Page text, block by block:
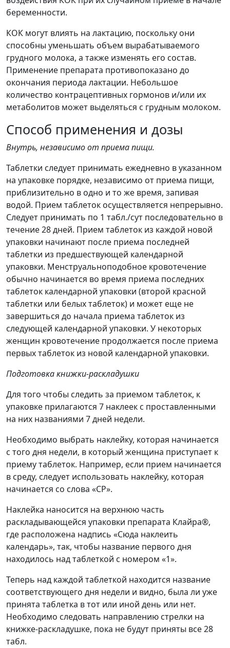
беременности.
КОК могут влиять на лактацию, поскольку они
способны уменьшать объем вырабатываемого
грудного молока, а также изменять его состав.
Применение препарата противопоказано до
окончания периода лактации. Небольшое
количество контрацептивных гормонов и/или их
метаболитов может выделяться с грудным молоком.
Способ применения и дозы
Внутрь, независимо от приема пищи.
Таблетки следует принимать ежедневно в указанном
на упаковке порядке, независимо от приема пищи,
приблизительно в одно и то же время, запивая
водой. Прием таблеток осуществляется непрерывно.
Следует принимать по 1 табл./сут последовательно в
течение 28 дней. Прием таблеток из каждой новой
упаковки начинают после приема последней
таблетки из предшествующей календарной
упаковки. Менструальноподобное кровотечение
обычно начинается во время приема последних
таблеток календарной упаковки (второй красной
таблетки или белых таблеток) и может еще не
завершиться до начала приема таблеток из
следующей календарной упаковки. У некоторых
женщин кровотечение продолжается после приема
первых таблеток из новой календарной упаковки.
Подготовка книжки-раскладушки
Для того чтобы следить за приемом таблеток, к
упаковке прилагаются 7 наклеек с проставленными
на них названиями 7 дней недели.
Необходимо выбрать наклейку, которая начинается
с того дня недели, в который женщина приступает к
приему таблеток. Например, если прием начинается
в среду, следует использовать наклейку, которая
начинается со слова «CP».
Наклейка наносится на верхнюю часть
раскладывающейся упаковки препарата Клайра®,
где расположена надпись «Сюда наклеить
календарь», так, чтобы название первого дня
находилось над таблеткой с номером «1».
Теперь над каждой таблеткой находится название
соответствующего дня недели и видно, была ли уже
принята таблетка в тот или иной день или нет.
Необходимо следовать направлению стрелки на
книжке-раскладушке, пока не будут приняты все 28
табл.